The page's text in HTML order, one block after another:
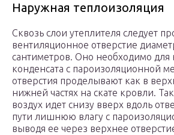
Наружная теплоизоляция
Сквозь слои утеплителя следует
вентиляционное отверстие
сантиметров. Оно необходимо для
конденсата с пароизоляционной
отверстия проделывают как в
нижней частях на скате кровли.
воздух идет снизу вверх вдоль
пути лишнюю влагу с
выводя ее через верхнее